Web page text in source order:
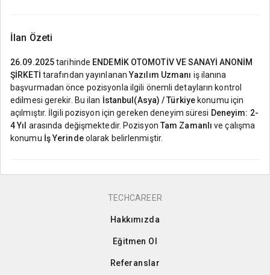
İlan Özeti
26.09.2025tarihinde ENDEMİK OTOMOTİV VE SANAYİ ANONİM
ŞİRKETİ tarafından yayınlananYazılım Uzmanı iş ilanına
başvurmadan önce pozisyonla ilgili önemli detayların kontrol
edilmesi gerekir. Bu ilan İstanbul(Asya) / Türkiye konumu için
açılmıştır. İlgili pozisyon için gereken deneyim süresi Deneyim: 2-
4 Yıl arasında değişmektedir. Pozisyon Tam Zamanlı ve çalışma
konumu İş Yerindeolarak belirlenmiştir.
TECHCAREER
Hakkımızda
Eğitmen Ol
Referanslar